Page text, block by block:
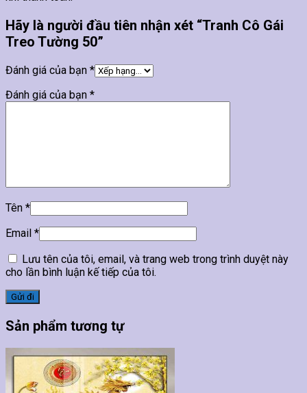
Hãy là người đầu tiên nhận xét “Tranh Cô Gái
Treo Tường 50”
Đánh giá của bạn *
Đánh giá của bạn *
Tên *
Email *
Lưu tên của tôi, email, và trang web trong trình duyệt này
cho lần bình luận kế tiếp của tôi.
Sản phẩm tương tự